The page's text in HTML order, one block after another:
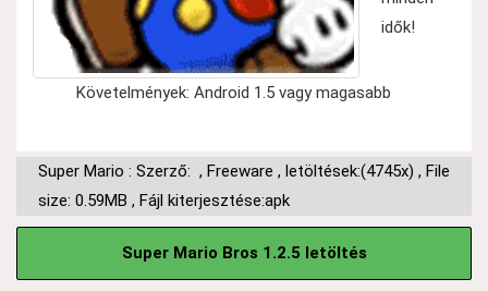
idők!
Követelmények: Android 1.5 vagy magasabb
Super Mario : Szerző: , Freeware , letöltések:(4745x) , File
size: 0.59MB , Fájl kiterjesztése:apk
Super Mario Bros 1.2.5 letöltés